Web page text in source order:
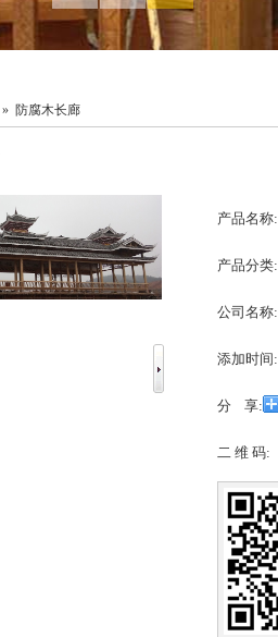
» 防腐木长廊
产品名称:
产品分类:
公司名称:
添加时间:
分 享:
二 维 码: